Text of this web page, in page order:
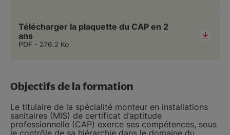
Télécharger la plaquette du CAP en 2
ans
PDF 276.2 Ko
Objectifs de la formation
Le titulaire de la spécialité monteur en installations
sanitaires (MIS) de certificat d’aptitude
professionnelle (CAP) exerce ses compétences, sous
le contrôle de sa hiérarchie dans le domaine du